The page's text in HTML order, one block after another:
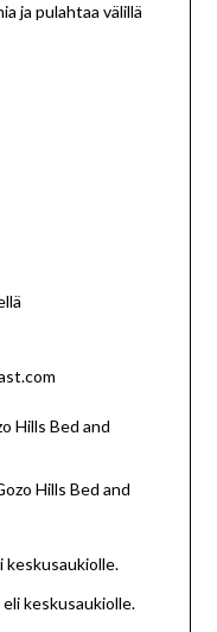
ja pulahtaa välillä
Hills Bed and
eli keskusaukiolle.